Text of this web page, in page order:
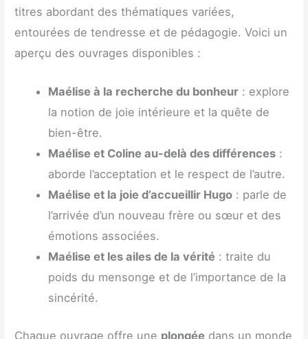
titres abordant des thématiques variées,
entourées de tendresse et de pédagogie. Voici un
aperçu des ouvrages disponibles :
Maélise à la recherche du bonheur : explore
la notion de joie intérieure et la quête de
bien-être.
Maélise et Coline au-delà des différences :
aborde l’acceptation et le respect de l’autre.
Maélise et la joie d’accueillir Hugo : parle de
l’arrivée d’un nouveau frère ou sœur et des
émotions associées.
Maélise et les ailes de la vérité : traite du
poids du mensonge et de l’importance de la
sincérité.
Chaque ouvrage offre une plongée dans un monde